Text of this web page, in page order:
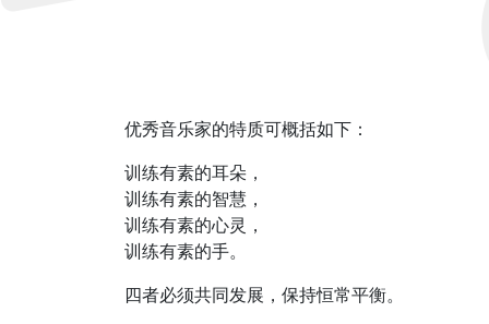
优秀音乐家的特质可概括如下：
训练有素的耳朵，
训练有素的智慧，
训练有素的心灵，
训练有素的手。
四者必须共同发展，保持恒常平衡。